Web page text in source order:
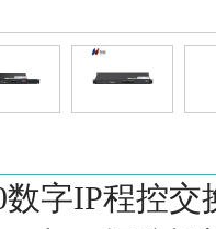
数字IP程控交